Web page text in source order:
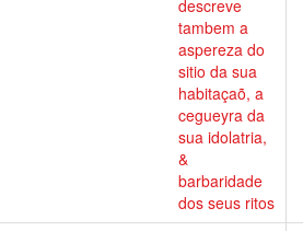
descreve
tambem a
aspereza do
sitio da sua
habitaçaõ, a
cegueyra da
sua idolatria,
&
barbaridade
dos seus ritos